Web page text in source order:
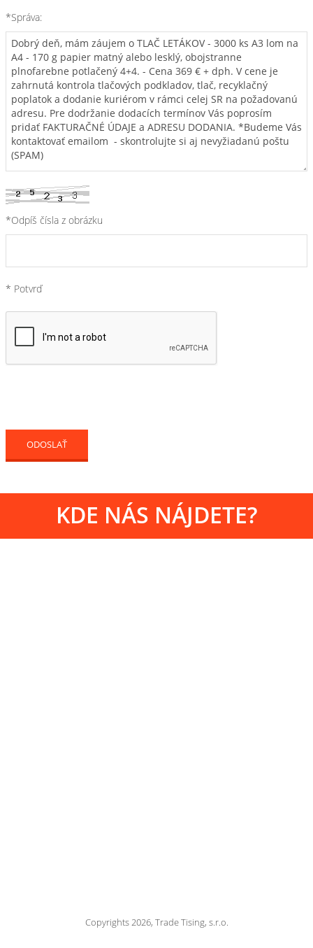
*Správa:
*Odpíš čísla z obrázku
* Potvrď
KDE NÁS NÁJDETE?
Copyrights 2026, Trade Tising, s.r.o.